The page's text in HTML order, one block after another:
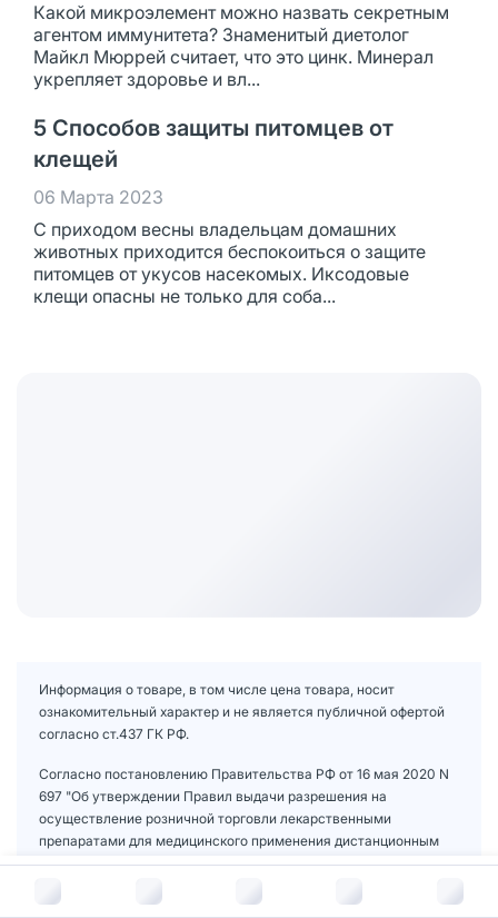
В корзину за
Какой микроэлемент можно назвать секретным
агентом иммунитета? Знаменитый диетолог
Майкл Мюррей считает, что это цинк. Минерал
укрепляет здоровье и вл...
5 Способов защиты питомцев от
клещей
06 Марта 2023
С приходом весны владельцам домашних
животных приходится беспокоиться о защите
питомцев от укусов насекомых. Иксодовые
клещи опасны не только для соба...
Информация о товаре, в том числе цена товара, носит
ознакомительный характер и не является публичной офертой
согласно ст.437 ГК РФ.
Согласно постановлению Правительства РФ от 16 мая 2020 N
697 "Об утверждении Правил выдачи разрешения на
осуществление розничной торговли лекарственными
препаратами для медицинского применения дистанционным
способом, осуществления такой торговли и доставки
указанных лекарственных препаратов гражданам и внесении
изменений в некоторые акты Правительства Российской